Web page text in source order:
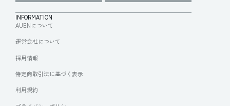
INFORMATION
AUENについて
運営会社について
採用情報
特定商取引法に基づく表示
利用規約